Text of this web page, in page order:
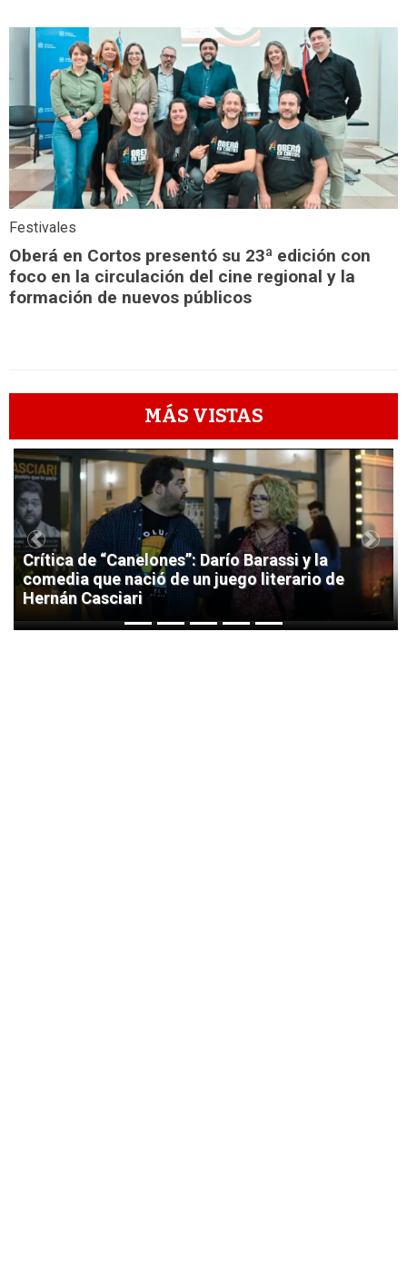
Festivales
Oberá en Cortos presentó su 23ª edición con
foco en la circulación del cine regional y la
formación de nuevos públicos
MÁS VISTAS
1
Crítica de “Canelones”: Darío Barassi y la
comedia que nació de un juego literario de
Hernán Casciari
Previous Next